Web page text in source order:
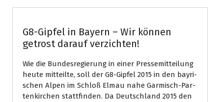
G8-Gipfel in Bayern – Wir können
getrost darauf verzichten!
Wie die Bun­des­re­gie­rung in einer Pres­se­mit­tei­lung
heute mit­teil­te, soll der G8-​Gip­fel 2015 in den bay­ri­
schen Alpen im Schloß Elmau nahe Gar­misch-Par­
ten­kir­chen statt­fin­den. Da Deutsch­land 2015 den